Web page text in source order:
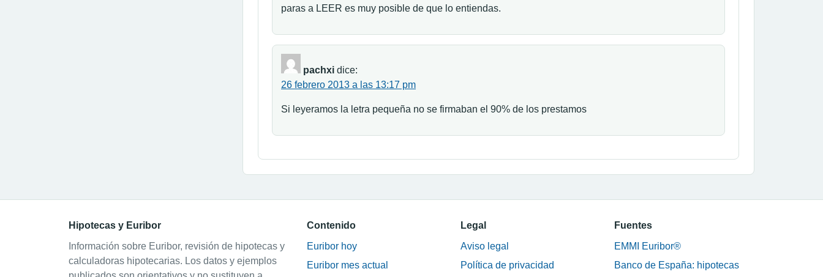
paras a LEER es muy posible de que lo entiendas.
pachxi dice:
26 febrero 2013 a las 13:17 pm
Si leyeramos la letra pequeña no se firmaban el 90% de los prestamos
Hipotecas y Euribor
Información sobre Euribor, revisión de hipotecas y
calculadoras hipotecarias. Los datos y ejemplos
Contenido
Euribor hoy
Euribor mes actual
Legal
Aviso legal
Política de privacidad
Fuentes
EMMI Euribor®
Banco de España: hipotecas